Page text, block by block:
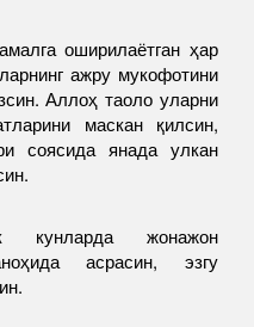
оширилаётган ҳар
ажру мукофотини
Аллоҳ таоло уларни
маскан қилсин,
соясида янада улкан
кунларда жонажон
асрасин, эзгу